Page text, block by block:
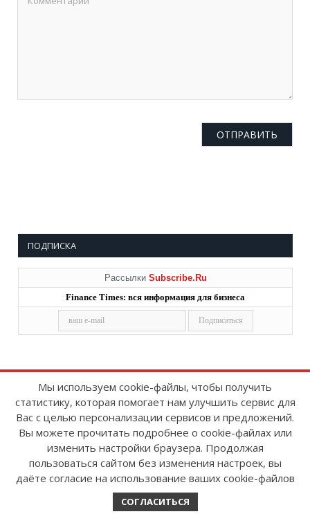
ПОДПИСКА
Рассылки Subscribe.Ru
Finance Times: вся информация для бизнеса
Copyright © 2008-2026FinanceTimes
Зарегистрировано в Роскомнадзоре
Свидетельство о регистрации СМИ:
серия Эл № ФС77-86300 от 10 ноября 2023 г
Мы используем cookie-файлы, чтобы получить
статистику, которая помогает нам улучшить сервис для
Вас с целью персонализации сервисов и предложений.
Вы можете прочитать подробнее о cookie-файлах или
изменить настройки браузера. Продолжая
пользоваться сайтом без изменения настроек, вы
даёте согласие на использование ваших cookie-файлов
СОГЛАСИТЬСЯ